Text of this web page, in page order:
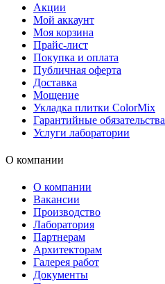
Акции
Мой аккаунт
Моя корзина
Прайс-лист
Покупка и оплата
Публичная оферта
Доставка
Мощение
Укладка плитки ColorMix
Гарантийные обязательства
Услуги лаборатории
О компании
О компании
Вакансии
Производство
Лаборатория
Партнерам
Архитекторам
Галерея работ
Документы